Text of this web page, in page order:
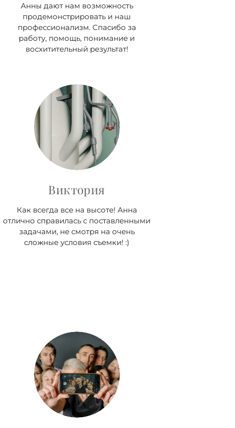
Анны дают нам возможность
продемонстрировать и наш
профессионализм. Спасибо за
работу, помощь, понимание и
восхитительный результат!
Виктория
Как всегда все на высоте! Анна
отлично справилась с поставленными
задачами, не смотря на очень
сложные условия съемки! :)